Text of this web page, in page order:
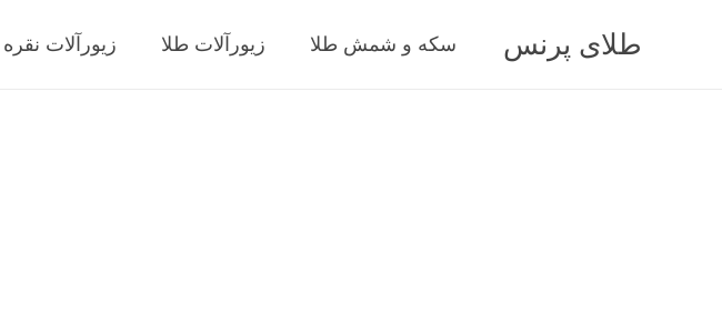
طلای پرنس سکه و شمش طلا زیورآلات طلا زیورآلات نقره